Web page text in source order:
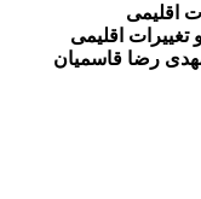
اقلیمی
اقلیمی
رضا قاسمیان